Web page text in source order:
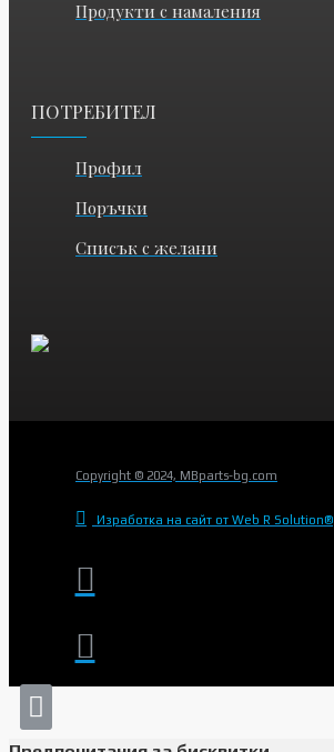
Продукти с намаления
ПОТРЕБИТЕЛ
Профил
Поръчки
Списък с желани
Copyright © 2024, MBparts-bg.com
Изработка на сайт от Web R Solution®